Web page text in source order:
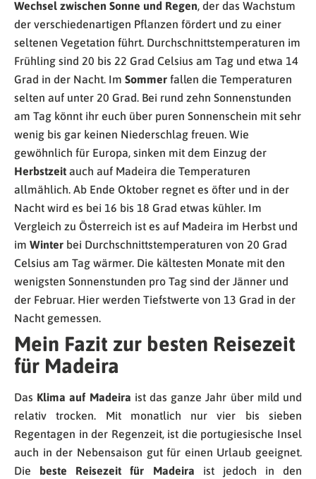
Wechsel zwischen Sonne und Regen , der das Wachstum
der verschiedenartigen Pflanzen fördert und zu einer
seltenen Vegetation führt. Durchschnittstemperaturen im
Frühling sind 20 bis 22 Grad Celsius am Tag und etwa 14
Grad in der Nacht. Im Sommer fallen die Temperaturen
selten auf unter 20 Grad. Bei rund zehn Sonnenstunden
am Tag könnt ihr euch über puren Sonnenschein mit sehr
wenig bis gar keinen Niederschlag freuen. Wie
gewöhnlich für Europa, sinken mit dem Einzug der
Herbstzeit auch auf Madeira die Temperaturen
allmählich. Ab Ende Oktober regnet es öfter und in der
Nacht wird es bei 16 bis 18 Grad etwas kühler. Im
Vergleich zu Österreich ist es auf Madeira im Herbst und
im Winter bei Durchschnittstemperaturen von 20 Grad
Celsius am Tag wärmer. Die kältesten Monate mit den
wenigsten Sonnenstunden pro Tag sind der Jänner und
der Februar. Hier werden Tiefstwerte von 13 Grad in der
Nacht gemessen.
Mein Fazit zur besten Reisezeit
für Madeira
Das Klima auf Madeira ist das ganze Jahr über mild und
relativ trocken. Mit monatlich nur vier bis sieben
Regentagen in der Regenzeit, ist die portugiesische Insel
auch in der Nebensaison gut für einen Urlaub geeignet.
Die beste Reisezeit für Madeira ist jedoch in den